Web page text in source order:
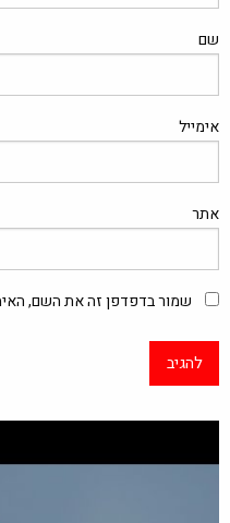
שם
אימייל
אתר
שמור בדפדפן זה את השם,